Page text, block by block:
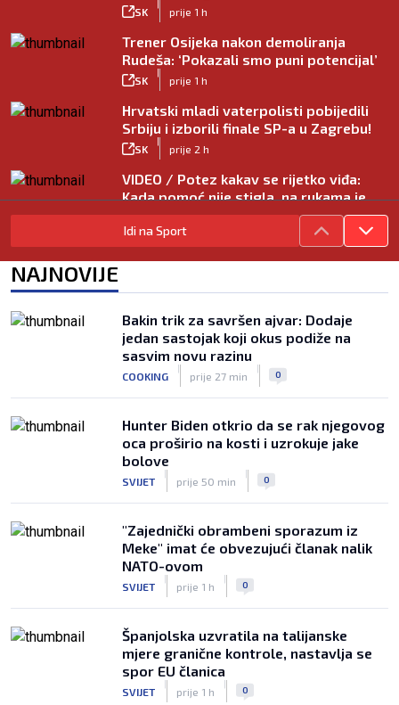
SK prije 1 h
Trener Osijeka nakon demoliranja
Rudeša: ‘Pokazali smo puni potencijal’
SK prije 1 h
Hrvatski mladi vaterpolisti pobijedili
Srbiju i izborili finale SP-a u Zagrebu!
SK prije 2 h
VIDEO / Potez kakav se rijetko viđa:
Kada pomoć nije stigla, na rukama je
iznio suigrača u bolovima
SK
|
prije 5 h
Vušković debitirao za Brighton:
|
Dinamo u finalu Ramljaka! Sutra protiv
Ajaxa na glavnom terenu Maksimira
SK prije 3 h
Idi na Sport
NAJNOVIJE
Bakin trik za savršen ajvar: Dodaje
jedan sastojak koji okus podiže na
sasvim novu razinu
COOKING prije 27 min 0
Hunter Biden otkrio da se rak njegovog
oca proširio na kosti i uzrokuje jake
bolove
SVIJET prije 50 min 0
"Zajednički obrambeni sporazum iz
Meke" imat će obvezujući članak nalik
NATO-ovom
SVIJET prije 1 h 0
Španjolska uzvratila na talijanske
mjere granične kontrole, nastavlja se
spor EU članica
SVIJET prije 1 h 0